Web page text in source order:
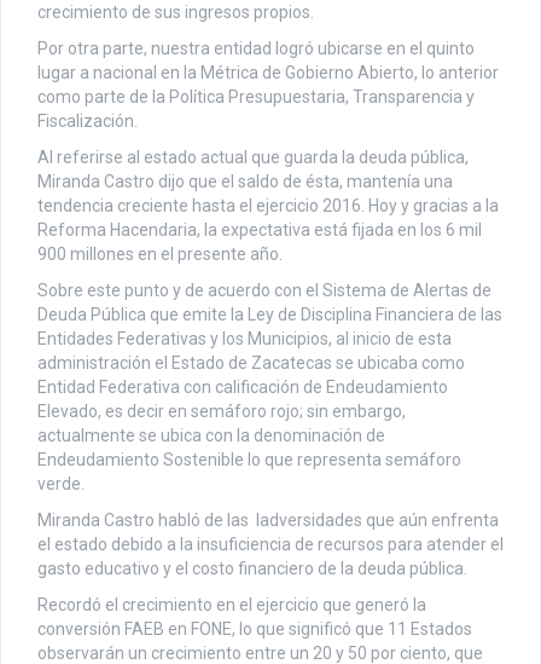
crecimiento de sus ingresos propios.
Por otra parte, nuestra entidad logró ubicarse en el quinto
lugar a nacional en la Métrica de Gobierno Abierto, lo anterior
como parte de la Política Presupuestaria, Transparencia y
Fiscalización.
Al referirse al estado actual que guarda la deuda pública,
Miranda Castro dijo que el saldo de ésta, mantenía una
tendencia creciente hasta el ejercicio 2016. Hoy y gracias a la
Reforma Hacendaria, la expectativa está fijada en los 6 mil
900 millones en el presente año.
Sobre este punto y de acuerdo con el Sistema de Alertas de
Deuda Pública que emite la Ley de Disciplina Financiera de las
Entidades Federativas y los Municipios, al inicio de esta
administración el Estado de Zacatecas se ubicaba como
Entidad Federativa con calificación de Endeudamiento
Elevado, es decir en semáforo rojo; sin embargo,
actualmente se ubica con la denominación de
Endeudamiento Sostenible lo que representa semáforo
verde.
Miranda Castro habló de las ladversidades que aún enfrenta
el estado debido a la insuficiencia de recursos para atender el
gasto educativo y el costo financiero de la deuda pública.
Recordó el crecimiento en el ejercicio que generó la
conversión FAEB en FONE, lo que significó que 11 Estados
observarán un crecimiento entre un 20 y 50 por ciento, que